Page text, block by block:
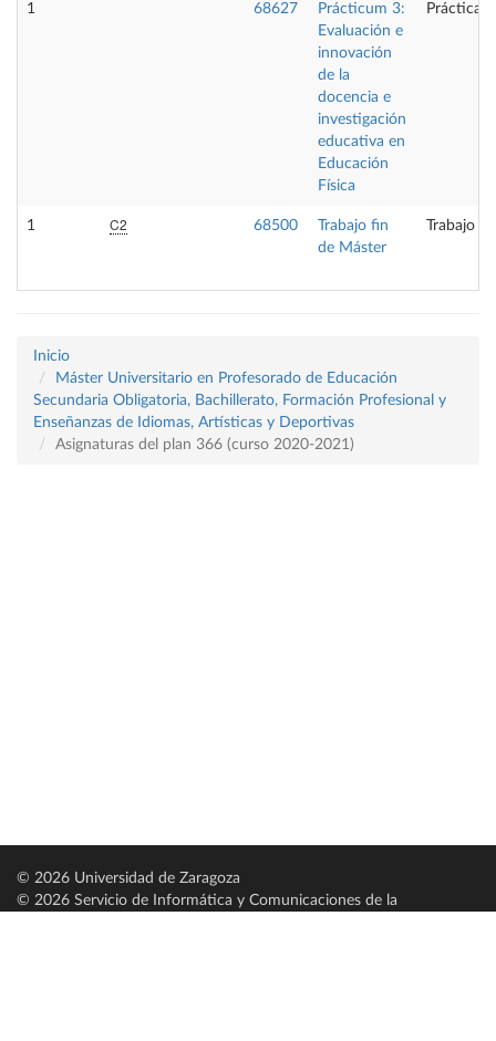
1 68627
Prácticum 3:
Evaluación e
innovación
de la
docencia e
investigación
educativa en
Educación
Física
Prácticas
1 C2 68500
Trabajo fin
de Máster
Trabajo
Inicio
Máster Universitario en Profesorado de Educación
Secundaria Obligatoria, Bachillerato, Formación Profesional y
Enseñanzas de Idiomas, Artísticas y Deportivas
Asignaturas del plan 366 (curso 2020-2021)
© 2026 Universidad de Zaragoza
© 2026 Servicio de Informática y Comunicaciones de la